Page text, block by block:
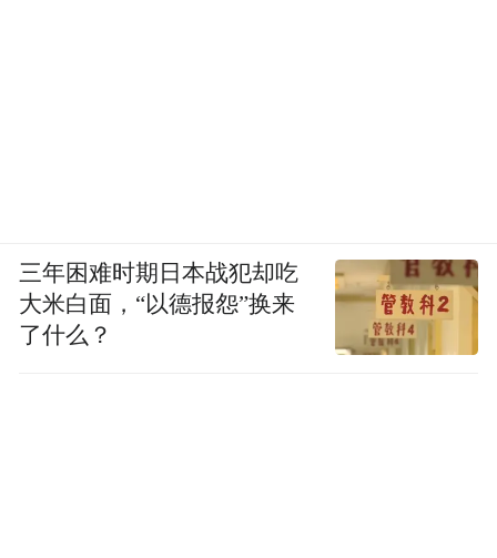
三年困难时期日本战犯却吃
大米白面，“以德报怨”换来
了什么？